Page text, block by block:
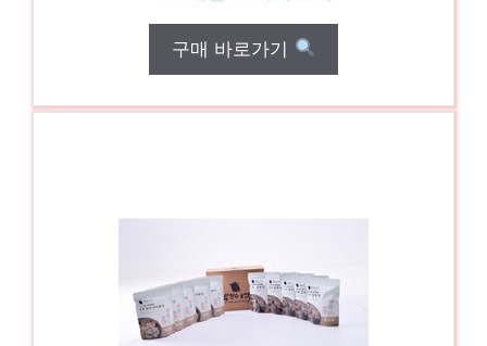
구매 바로가기